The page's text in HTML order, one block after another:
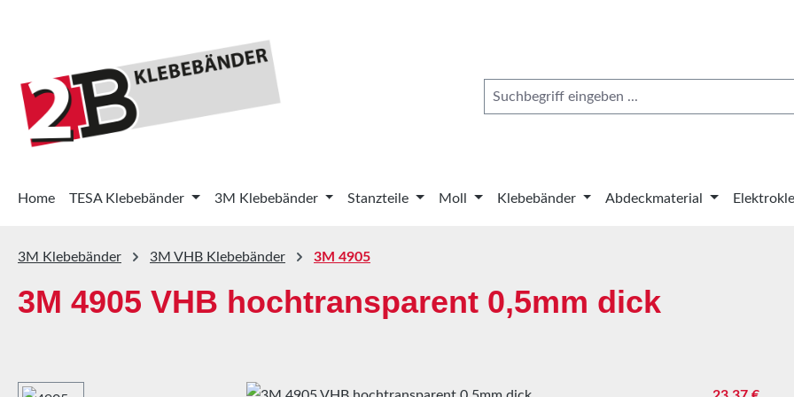
Home TESA Klebebänder 3M Klebebänder Stanzteile Moll Klebebänder Abdeckmaterial
3M Klebebänder 3M VHB Klebebänder 3M 4905
3M 4905 VHB hochtransparent 0,5mm dick
Bildergalerie überspringen Regulärer